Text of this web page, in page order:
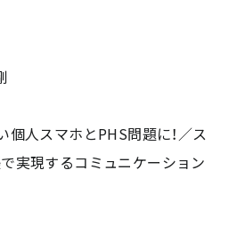
個人スマホとPHS問題に！／ス
実現するコミュニケーション